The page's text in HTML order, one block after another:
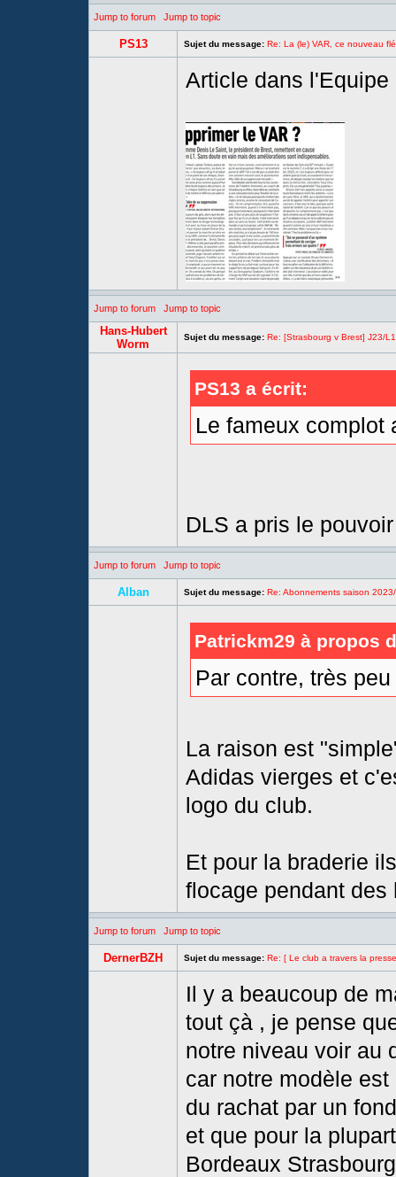
Jump to forum Jump to topic
PS13 Sujet du message: Re: La (le) VAR, ce nouveau
Article dans l'Equipe
Jump to forum Jump to topic
Hans-Hubert
Worm
Sujet du message: Re: [Strasbourg v Brest] J23/
PS13 a écrit:
Le fameux complot
DLS a pris le
Jump to forum Jump to topic
Alban Sujet du message: Re: Abonnements saison
Patrickm29 à propos
Par contre, très
La raison est
Adidas vierges et
logo du club.
Et pour la braderie
flocage pendant des
Jump to forum Jump to topic
DernerBZH Sujet du message: Re: [ Le club a travers la
Il y a beaucoup de
tout çà , je pense
notre niveau voir au
car notre modèle
du rachat par un
et que pour la
Bordeaux